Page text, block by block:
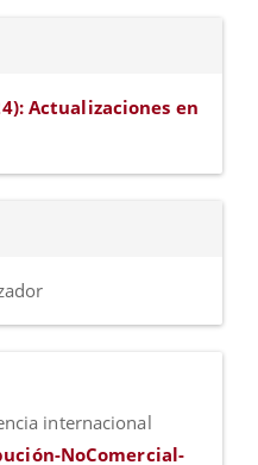
Actualizaciones en
internacional
NoComercial-